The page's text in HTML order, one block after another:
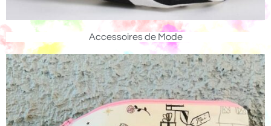
Accessoires de Mode